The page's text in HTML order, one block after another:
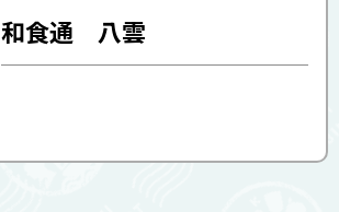
和食通 八雲